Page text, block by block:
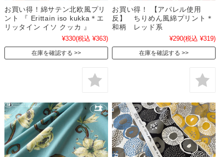
お買い得！綿サテン北欧風プリ
ント 『 Erittain iso kukka＊エ
リッタイン イソ クッカ 』
¥330(税込 ¥363)
在庫を確認する
お買い得！ 【アパレル使用
反】 ちりめん風綿プリント＊
和柄 レッド系
¥290(税込 ¥319)
在庫を確認する